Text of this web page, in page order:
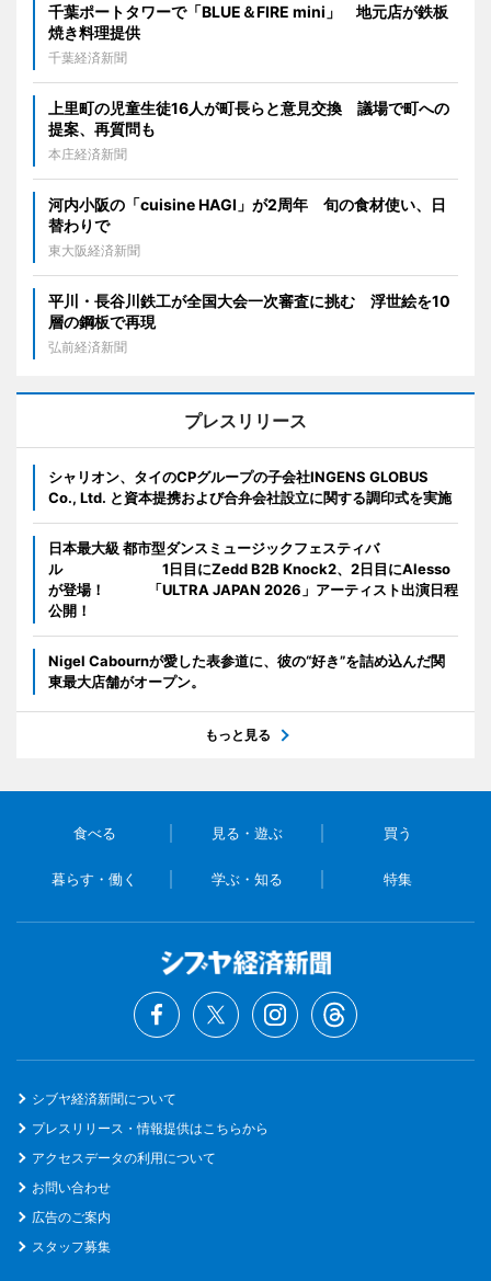
千葉ポートタワーで「BLUE＆FIRE mini」 地元店が鉄板
焼き料理提供
千葉経済新聞
上里町の児童生徒16人が町長らと意見交換 議場で町への
提案、再質問も
本庄経済新聞
河内小阪の「cuisine HAGI」が2周年 旬の食材使い、日
替わりで
東大阪経済新聞
平川・長谷川鉄工が全国大会一次審査に挑む 浮世絵を10
層の鋼板で再現
弘前経済新聞
プレスリリース
シャリオン、タイのCPグループの子会社INGENS GLOBUS
Co., Ltd. と資本提携および合弁会社設立に関する調印式を実施
日本最大級 都市型ダンスミュージックフェスティバ
ル 1日目にZedd B2B Knock2、2日目にAlesso
が登場！ 「ULTRA JAPAN 2026」アーティスト出演日程
公開！
Nigel Cabournが愛した表参道に、彼の“好き”を詰め込んだ関
東最大店舗がオープン。
もっと見る
食べる 見る・遊ぶ 買う
暮らす・働く 学ぶ・知る 特集
シブヤ経済新聞について
プレスリリース・情報提供はこちらから
アクセスデータの利用について
お問い合わせ
広告のご案内
スタッフ募集